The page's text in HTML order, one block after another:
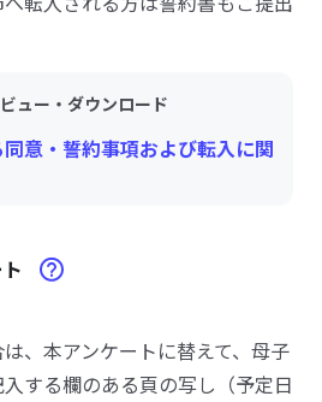
ュー・ダウンロード
意・誓約事項および転入に関
、本アンケートに替えて、母子
する欄のある頁の写し（予定日